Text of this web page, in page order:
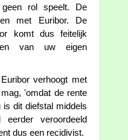
rol speelt. De
met Euribor. De
komt dus feitelijk
van uw eigen
verhoogt met
'omdat de rente
dit diefstal middels
veroordeeld
dus een recidivist.